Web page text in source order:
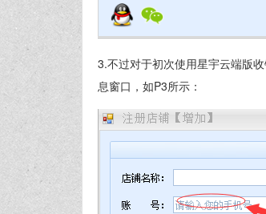
3.不过对于初次使用星宇云端版
息窗口，如P3所示：